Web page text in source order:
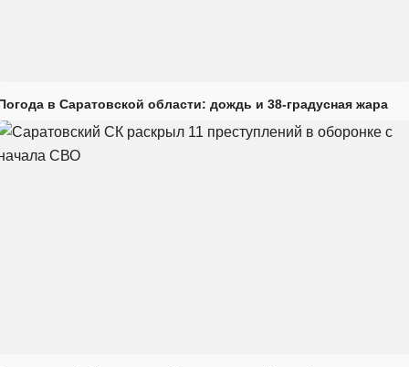
в Саратовской области: дождь и 38-градусная жара